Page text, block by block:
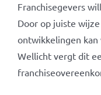
Franchisegevers
Door op juiste
ontwikkelingen kan
Wellicht vergt dit